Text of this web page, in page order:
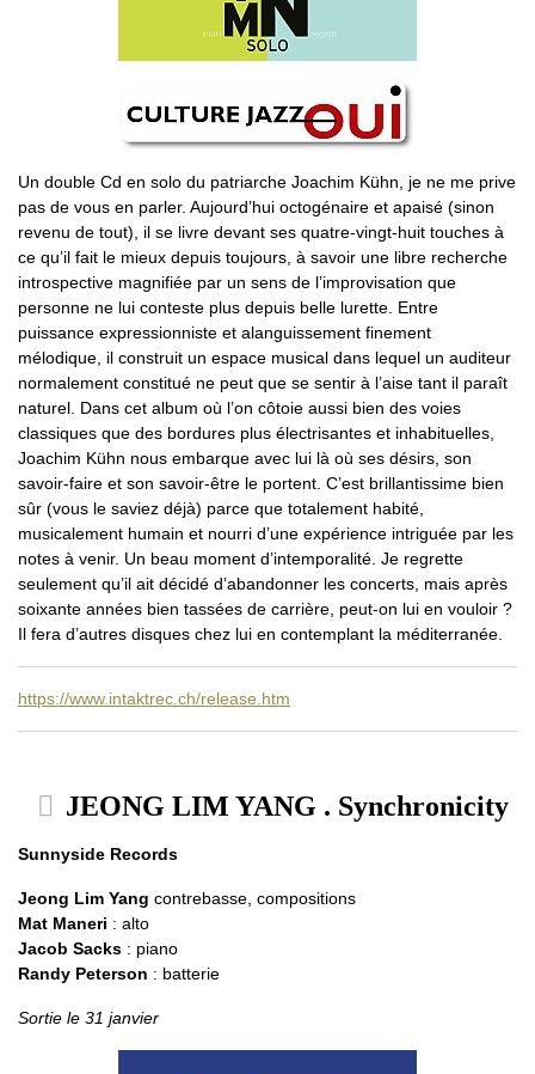
Un double Cd en solo du patriarche Joachim Kühn, je ne me prive
pas de vous en parler. Aujourd’hui octogénaire et apaisé (sinon
revenu de tout), il se livre devant ses quatre-vingt-huit touches à
ce qu’il fait le mieux depuis toujours, à savoir une libre recherche
introspective magnifiée par un sens de l’improvisation que
personne ne lui conteste plus depuis belle lurette. Entre
puissance expressionniste et alanguissement finement
mélodique, il construit un espace musical dans lequel un auditeur
normalement constitué ne peut que se sentir à l’aise tant il paraît
naturel. Dans cet album où l’on côtoie aussi bien des voies
classiques que des bordures plus électrisantes et inhabituelles,
Joachim Kühn nous embarque avec lui là où ses désirs, son
savoir-faire et son savoir-être le portent. C’est brillantissime bien
sûr (vous le saviez déjà) parce que totalement habité,
musicalement humain et nourri d’une expérience intriguée par les
notes à venir. Un beau moment d’intemporalité. Je regrette
seulement qu’il ait décidé d’abandonner les concerts, mais après
soixante années bien tassées de carrière, peut-on lui en vouloir ?
Il fera d’autres disques chez lui en contemplant la méditerranée.
https://www.intaktrec.ch/release.htm
JEONG LIM YANG . Synchronicity
Sunnyside Records
Jeong Lim Yang contrebasse, compositions
Mat Maneri : alto
Jacob Sacks : piano
Randy Peterson : batterie
Sortie le 31 janvier